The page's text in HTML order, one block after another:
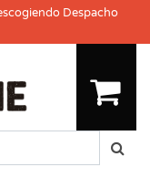
Despacho